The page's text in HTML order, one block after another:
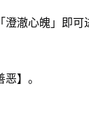
澈心魄」即
】。